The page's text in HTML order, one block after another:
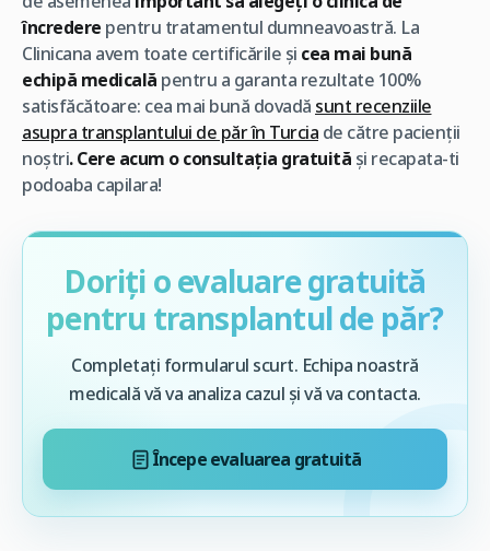
încredere pentru tratamentul dumneavoastră. La
Clinicana avem toate certificările și cea mai bună
echipă medicală pentru a garanta rezultate 100%
satisfăcătoare: cea mai bună dovadă sunt recenziile
asupra transplantului de păr în Turcia de către pacienții
noștri. Cere acum o consultația gratuită și recapata-ti
podoaba capilara!
Doriți o evaluare gratuită
pentru transplantul de păr?
Completați formularul scurt. Echipa noastră
medicală vă va analiza cazul și vă va contacta.
Începe evaluarea gratuită